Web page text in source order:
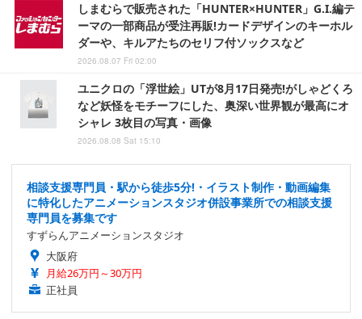
しまむらで販売された「HUNTER×HUNTER」G.I.編テ
ーマの一部商品が受注再販!カードデザインのキーホル
ダーや、キルアたちのセリフ付ソックスなど
2026.08.07 Fri 02:00
ユニクロの「浮世絵」UTが8月17日発売!がしゃどくろ
など妖怪をモチーフにした、奥深い世界観が最高にオ
シャレ 3枚目の写真・画像
2026.08.08 Sat 15:10
相談支援専門員・駅から徒歩5分!・イラスト制作・動画編集
に特化したアニメーションスタジオ併設事業所での相談支援
専門員を募集です
すずらんアニメーションスタジオ
大阪府
月給26万円～30万円
正社員